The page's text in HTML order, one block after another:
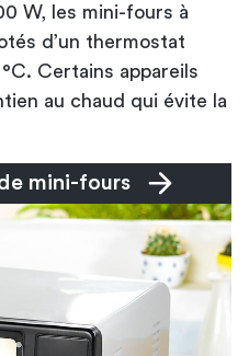
W, les mini-fours à
d’un thermostat
Certains appareils
au chaud qui évite la
mini-fours